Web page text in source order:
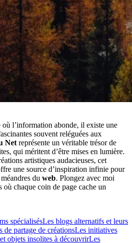
l’information abonde, il existe une
souvent reléguées aux
Net représente un véritable trésor de
qui méritent d’être mises en lumière.
artistiques audacieuses, cet
une source d’inspiration infinie pour
du web. Plongez avec moi
où chaque coin de page cache un
spécialisésLes blogs alternatifs et leurs
de partage de créationsLes initiatives
objets insolites à découvrirLes